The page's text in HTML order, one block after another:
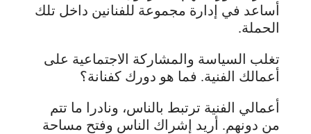
أساعد في إدارة مجموعة للفنانين داخل تلك
الحملة.
تغلب السياسة والمشاركة الاجتماعية على
أعمالك الفنية. فما هو دورك كفنانة؟
أعمالي الفنية ترتبط بالناس، ونادرا ما تتم
من دونهم. أريد إشراك الناس وفتح مساحة